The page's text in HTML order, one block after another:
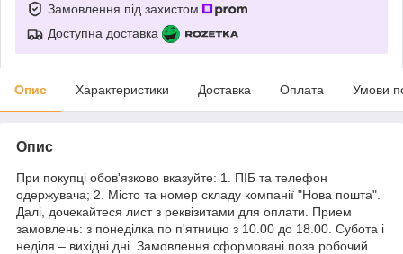
Замовлення під захистом
Доступна доставка
Опис Характеристики Доставка Оплата Умови
Опис
При покупці обов'язково вказуйте: 1. ПІБ та телефон
одержувача; 2. Місто та номер складу компанії "Нова пошта".
Далі, дочекайтеся лист з реквізитами для оплати. Прием
замовлень: з понеділка по п'ятницю з 10.00 до 18.00. Субота і
неділя – вихідні дні. Замовлення сформовані поза робочий